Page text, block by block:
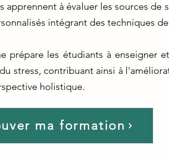
apprennent à évaluer les sources de
intégrant des techniques
prépare les étudiants à enseigner
stress, contribuant ainsi à
holistique.
ma formation